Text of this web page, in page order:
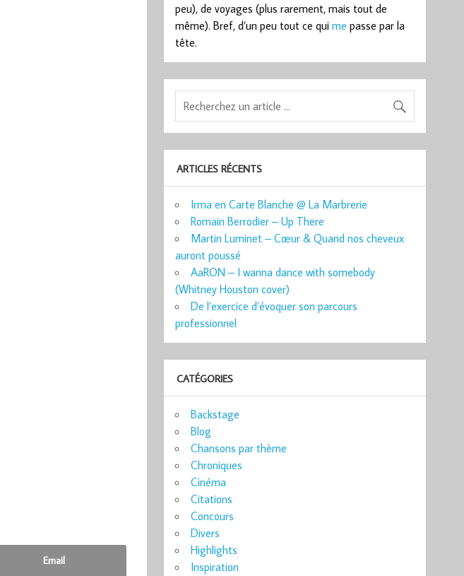
Email
peu), de voyages (plus rarement, mais tout de
même). Bref, d’un peu tout ce quime passe par la
tête.
ARTICLES RÉCENTS
Irma en Carte Blanche @ La Marbrerie
Romain Berrodier – Up There
Martin Luminet – Cœur & Quand nos cheveux
auront poussé
AaRON – I wanna dance with somebody
(Whitney Houston cover)
De l’exercice d’évoquer son parcours
professionnel
CATÉGORIES
Backstage
Blog
Chansons par thème
Chroniques
Cinéma
Citations
Concours
Divers
Highlights
Inspiration